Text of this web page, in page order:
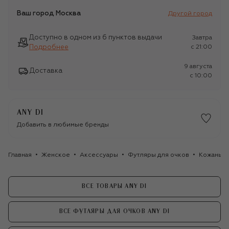
Ваш город Москва Другой город
Доступно в одном из 6 пунктов выдачи
Подробнее
Завтра
c 21:00
Доставка
9 августа
c 10:00
ANY DI
Добавить в любимые бренды
Главная Женское Аксессуары Футляры для очков Кожаный
ВСЕ ТОВАРЫ ANY DI
ВСЕ ФУТЛЯРЫ ДЛЯ ОЧКОВ ANY DI